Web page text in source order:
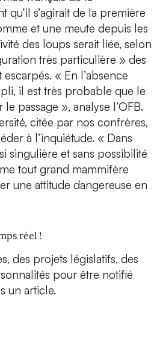
qu’il s’agirait de la première
et une meute depuis les
des loups serait liée, selon
très particulière » des
« En l’absence
il est très probable que le
passage », analyse l’OFB.
citée par nos confrères,
à l’inquiétude. « Dans
singulière et sans possibilité
tout grand mammifère
une attitude dangereuse en
réel !
des projets législatifs, des
pour être notifié
un article.